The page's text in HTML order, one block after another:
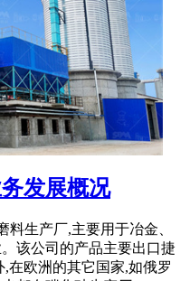
发展概况
生产厂,主要用于冶金、
该公司的产品主要出口捷
在欧洲的其它国家,如俄罗